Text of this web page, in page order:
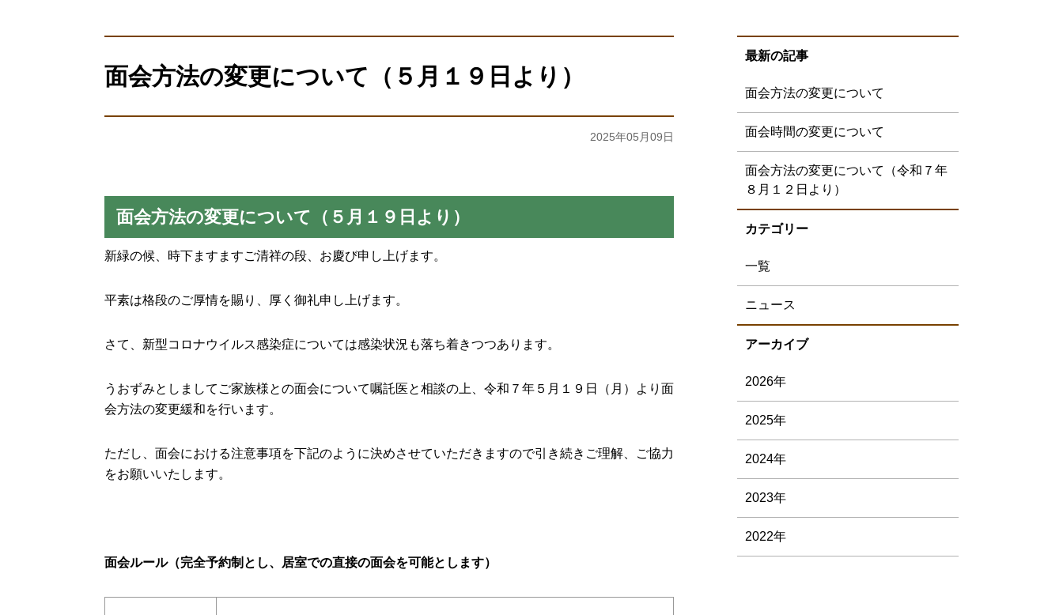
面会方法の変更について（５月１９日より）
2025年05月09日
面会方法の変更について（５月１９日より）
新緑の候、時下ますますご清祥の段、お慶び申し上げます。
平素は格段のご厚情を賜り、厚く御礼申し上げます。
さて、新型コロナウイルス感染症については感染状況も落ち着きつつあります。
うおずみとしましてご家族様との面会について嘱託医と相談の上、令和７年５月１９日（月）より面
会方法の変更緩和を行います。
ただし、面会における注意事項を下記のように決めさせていただきますので引き続きご理解、ご協力
をお願いいたします。
面会ルール（完全予約制とし、居室での直接の面会を可能とします）
最新の記事
面会方法の変更について
面会時間の変更について
面会方法の変更について（令和７年
８月１２日より）
カテゴリー
一覧
ニュース
アーカイブ
2026年
2025年
2024年
2023年
2022年